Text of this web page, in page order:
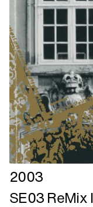
Læs
mere
om
2003
SE03